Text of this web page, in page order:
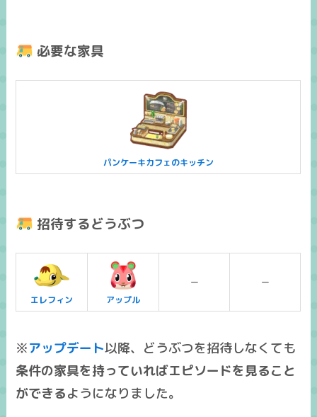
必要な家具
パンケーキカフェのキッチン
招待するどうぶつ
エレフィン アップル
ー ー
※アップデート以降、どうぶつを招待しなくても
条件の家具を持っていればエピソードを見ること
ができるようになりました。